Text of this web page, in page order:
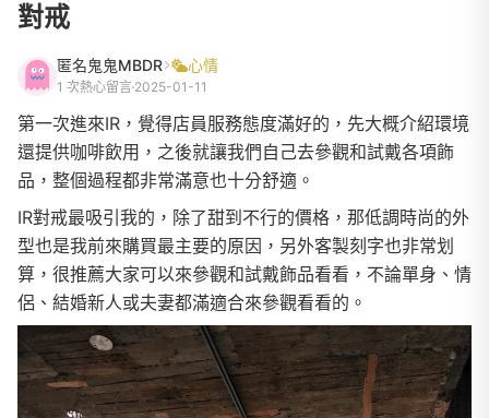
對戒
匿名鬼鬼MBDR 心情
1 次熱心留言 2025-01-11
第一次進來IR，覺得店員服務態度滿好的，先大概介紹環境
還提供咖啡飲用，之後就讓我們自己去參觀和試戴各項飾
品，整個過程都非常滿意也十分舒適。
IR對戒最吸引我的，除了甜到不行的價格，那低調時尚的外
型也是我前來購買最主要的原因，另外客製刻字也非常划
算，很推薦大家可以來參觀和試戴飾品看看，不論單身、情
侶、結婚新人或夫妻都滿適合來參觀看看的。